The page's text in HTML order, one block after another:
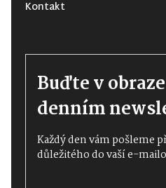
Kontakt
Buďte v
denním
Každý den vám pošleme
důležitého do vaší e-